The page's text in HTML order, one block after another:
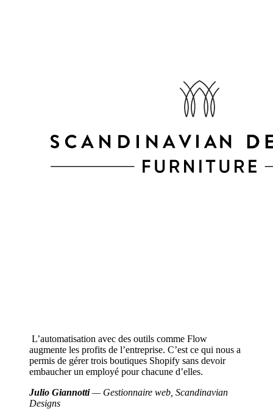
L’automatisation avec des outils comme Flow
augmente les profits de l’entreprise. C’est ce qui nous a
permis de gérer trois boutiques Shopify sans devoir
embaucher un employé pour chacune d’elles.
Julio Giannotti— Gestionnaire web, Scandinavian
Designs